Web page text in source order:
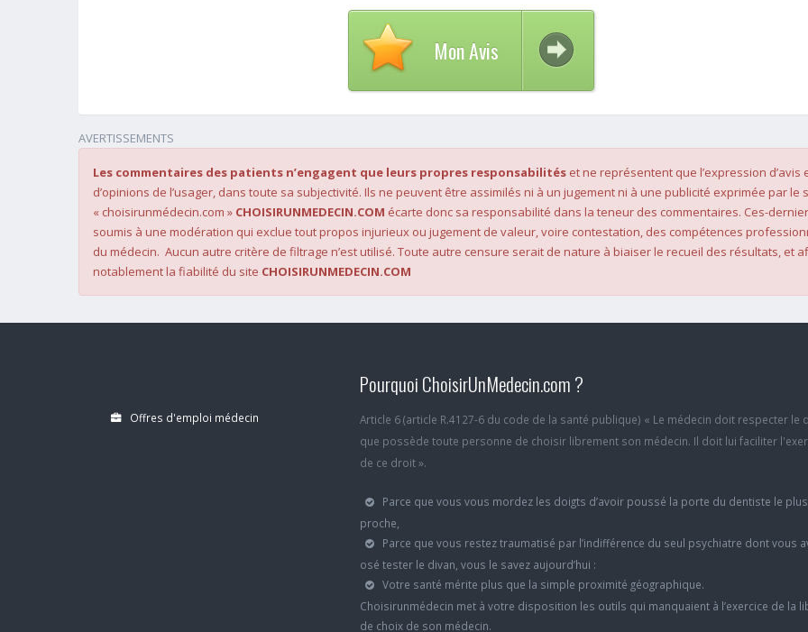
Mon Avis
AVERTISSEMENTS
Les commentaires des patients n’engagent que leurs propres responsabilités et ne représentent que l’expression d’avis
d’opinions de l’usager, dans toute sa subjectivité. Ils ne peuvent être assimilés ni à un jugement ni à une publicité exprimée par le
« choisirunmédecin.com » CHOISIRUNMEDECIN.COM écarte donc sa responsabilité dans la teneur des commentaires. Ces-
soumis à une modération qui exclue tout propos injurieux ou jugement de valeur, voire contestation, des compétences
du médecin. Aucun autre critère de filtrage n’est utilisé. Toute autre censure serait de nature à biaiser le recueil des résultats, et
notablement la fiabilité du site CHOISIRUNMEDECIN.COM
Offres d'emploi médecin
Pourquoi ChoisirUnMedecin.com ?
Article 6 (article R.4127-6 du code de la santé publique) « Le médecin doit respecter le
que possède toute personne de choisir librement son médecin. Il doit lui faciliter
de ce droit ».
Parce que vous vous mordez les doigts d’avoir poussé la porte du dentiste le plus
proche,
Parce que vous restez traumatisé par l’indifférence du seul psychiatre dont vous
osé tester le divan, vous le savez aujourd’hui :
Votre santé mérite plus que la simple proximité géographique.
Choisirunmédecin met à votre disposition les outils qui manquaient à l’exercice de la
de choix de son médecin.